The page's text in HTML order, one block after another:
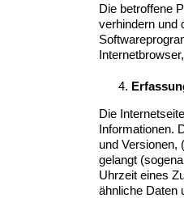
Die betroffene
verhindern und
Die
Informationen.
und Versionen,
gelangt
Uhrzeit eines
ähnliche Daten